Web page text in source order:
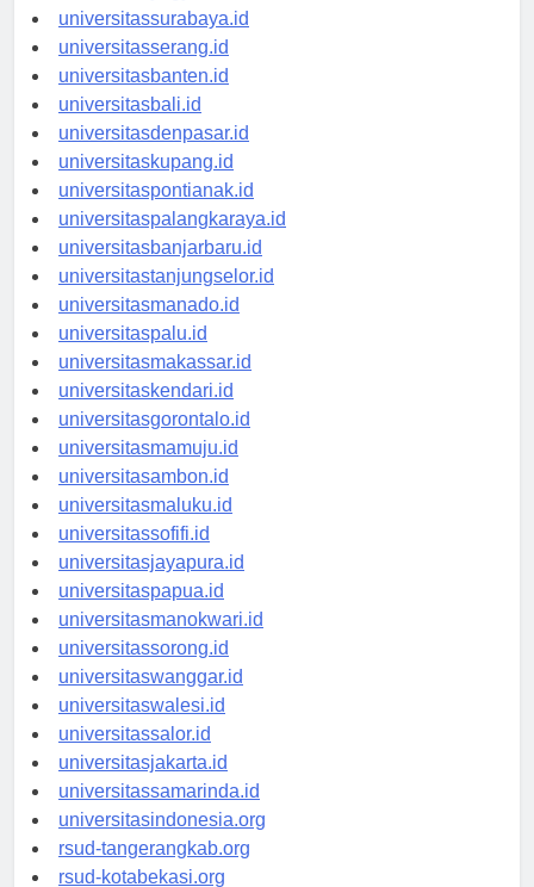
universitasyogyakarta.id
universitassurabaya.id
universitasserang.id
universitasbanten.id
universitasbali.id
universitasdenpasar.id
universitaskupang.id
universitaspontianak.id
universitaspalangkaraya.id
universitasbanjarbaru.id
universitastanjungselor.id
universitasmanado.id
universitaspalu.id
universitasmakassar.id
universitaskendari.id
universitasgorontalo.id
universitasmamuju.id
universitasambon.id
universitasmaluku.id
universitassofifi.id
universitasjayapura.id
universitaspapua.id
universitasmanokwari.id
universitassorong.id
universitaswanggar.id
universitaswalesi.id
universitassalor.id
universitasjakarta.id
universitassamarinda.id
universitasindonesia.org
rsud-tangerangkab.org